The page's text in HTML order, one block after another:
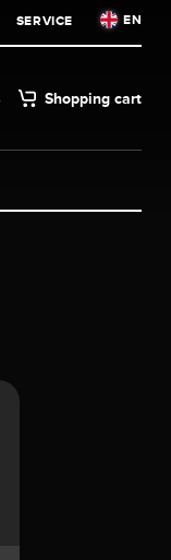
SERVICE EN
Shopping cart